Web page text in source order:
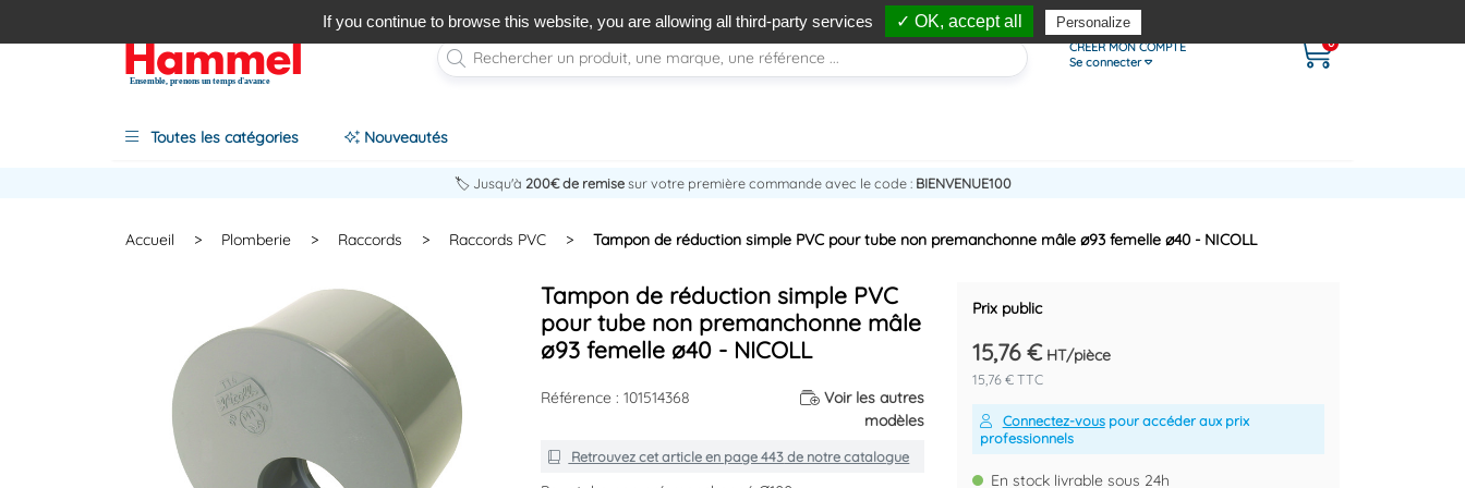
Ensemble, prenons un temps d'avance
CRÉER MON COMPTE
Se connecter
0
Toutes les catégories Nouveautés
🏷️ Jusqu'à 200€ de remisesur votre première commande avec le code : BIENVENUE100
Accueil > Plomberie > Raccords > Raccords PVC > Tampon de réduction simple PVC pour tube non premanchonne mâle ø93 femelle ø40 - NICOLL
Tampon de réduction simple PVC
pour tube non premanchonne mâle
ø93 femelle ø40 - NICOLL
Référence : 101514368
Voir les autres
modèles
Retrouvez cet article en page 443de notre catalogue
Prix public
15,76 €HT/pièce
15,76 € TTC
Connectez-vouspour accéder aux prix
professionnels
En stock livrable sous 24h
If you continue to browse this website, you are allowing all third-party services ✓ OK, accept all Personalize